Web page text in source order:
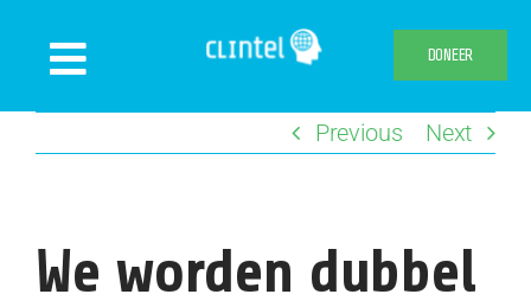
Toggle
Navigation
Declaration
DONEER
Previous Next
We worden dubbel